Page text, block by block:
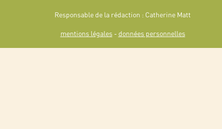
Responsable de la rédaction : Catherine Matt
mentions légales - données personnelles